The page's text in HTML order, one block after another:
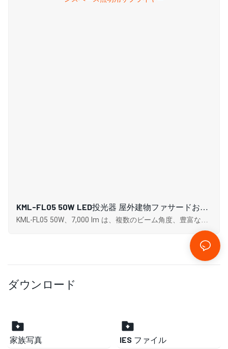
KML-FL05 50W LED投光器 屋外建物ファサードおよ
びオープンスペース照明用サプライヤー
KML-FL05 50W、7,000 lm は、複数のビーム角度、豊富な色
温度オプション、高い演色評価数を組み合わせ、効率的な放
ダウンロード
家族写真 IES ファイル